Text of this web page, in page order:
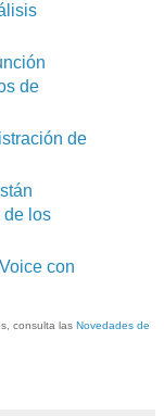
de
de
de los
con
consulta las Novedades de